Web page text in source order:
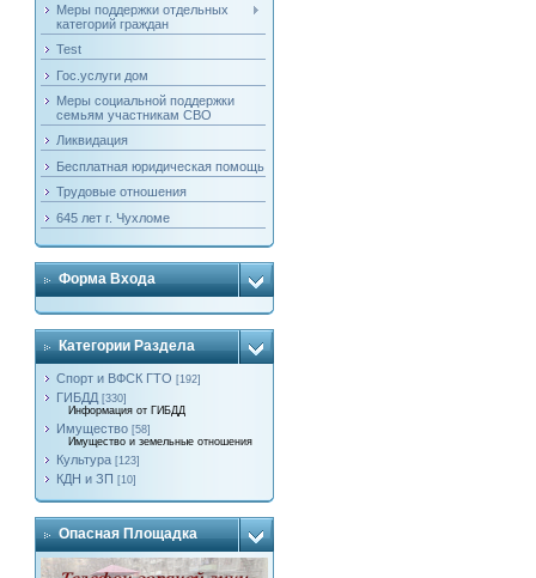
Меры поддержки отдельных
категорий граждан
Test
Гос.услуги дом
Меры социальной поддержки
семьям участникам СВО
Ликвидация
Бесплатная юридическая помощь
Трудовые отношения
645 лет г. Чухломе
Форма Входа
Категории Раздела
Спорт и ВФСК ГТО [192]
ГИБДД [330]
Информация от ГИБДД
Имущество [58]
Имущество и земельные отношения
Культура [123]
КДН и ЗП [10]
Опасная Площадка